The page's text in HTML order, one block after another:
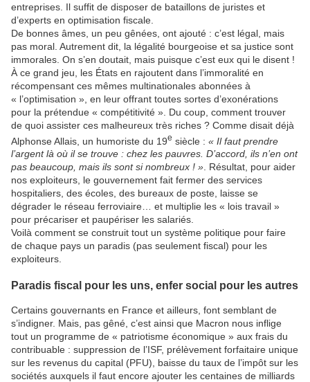
entreprises. Il suffit de disposer de bataillons de juristes et
d’experts en optimisation fiscale.
De bonnes âmes, un peu gênées, ont ajouté : c’est légal, mais
pas moral. Autrement dit, la légalité bourgeoise et sa justice sont
immorales. On s’en doutait, mais puisque c’est eux qui le disent !
À ce grand jeu, les États en rajoutent dans l’immoralité en
récompensant ces mêmes multinationales abonnées à
« l’optimisation », en leur offrant toutes sortes d’exonérations
pour la prétendue « compétitivité ». Du coup, comment trouver
de quoi assister ces malheureux très riches ? Comme disait déjà
Alphonse Allais, un humoriste du 19e siècle : « Il faut prendre
l’argent là où il se trouve : chez les pauvres. D’accord, ils n’en ont
pas beaucoup, mais ils sont si nombreux ! ». Résultat, pour aider
nos exploiteurs, le gouvernement fait fermer des services
hospitaliers, des écoles, des bureaux de poste, laisse se
dégrader le réseau ferroviaire… et multiplie les « lois travail »
pour précariser et paupériser les salariés.
Voilà comment se construit tout un système politique pour faire
de chaque pays un paradis (pas seulement fiscal) pour les
exploiteurs.
Paradis fiscal pour les uns, enfer social pour les autres
Certains gouvernants en France et ailleurs, font semblant de
s’indigner. Mais, pas gêné, c’est ainsi que Macron nous inflige
tout un programme de « patriotisme économique » aux frais du
contribuable : suppression de l’ISF, prélèvement forfaitaire unique
sur les revenus du capital (PFU), baisse du taux de l’impôt sur les
sociétés auxquels il faut encore ajouter les centaines de milliards